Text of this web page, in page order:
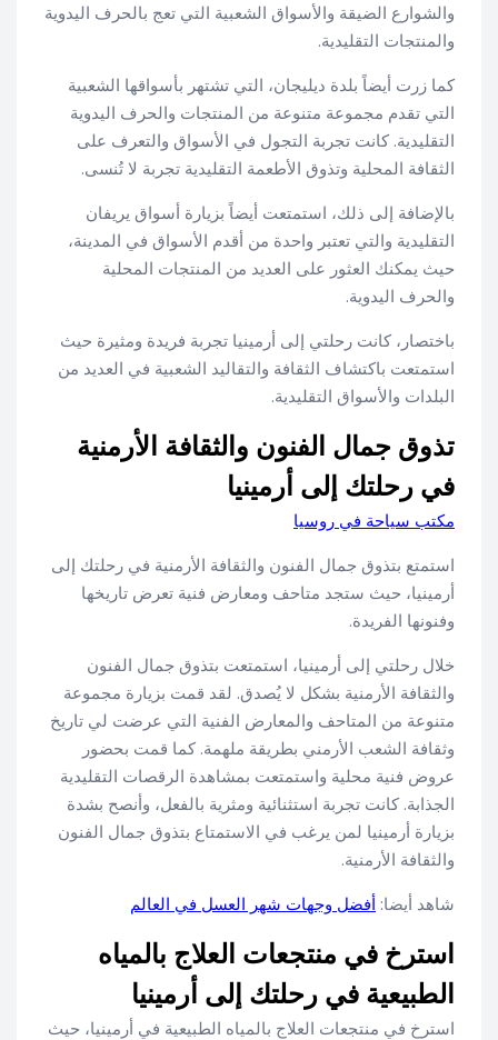
والشوارع الضيقة والأسواق الشعبية التي تعج بالحرف اليدوية
والمنتجات التقليدية.
كما زرت أيضاً بلدة ديليجان، التي تشتهر بأسواقها الشعبية
التي تقدم مجموعة متنوعة من المنتجات والحرف اليدوية
التقليدية. كانت تجربة التجول في الأسواق والتعرف على
الثقافة المحلية وتذوق الأطعمة التقليدية تجربة لا تُنسى.
بالإضافة إلى ذلك، استمتعت أيضاً بزيارة أسواق يريفان
التقليدية والتي تعتبر واحدة من أقدم الأسواق في المدينة،
حيث يمكنك العثور على العديد من المنتجات المحلية
والحرف اليدوية.
باختصار، كانت رحلتي إلى أرمينيا تجربة فريدة ومثيرة حيث
استمتعت باكتشاف الثقافة والتقاليد الشعبية في العديد من
البلدات والأسواق التقليدية.
تذوق جمال الفنون والثقافة الأرمنية
في رحلتك إلى أرمينيا
مكتب سياحة في روسيا
استمتع بتذوق جمال الفنون والثقافة الأرمنية في رحلتك إلى
أرمينيا، حيث ستجد متاحف ومعارض فنية تعرض تاريخها
وفنونها الفريدة.
خلال رحلتي إلى أرمينيا، استمتعت بتذوق جمال الفنون
والثقافة الأرمنية بشكل لا يُصدق. لقد قمت بزيارة مجموعة
متنوعة من المتاحف والمعارض الفنية التي عرضت لي تاريخ
وثقافة الشعب الأرمني بطريقة ملهمة. كما قمت بحضور
عروض فنية محلية واستمتعت بمشاهدة الرقصات التقليدية
الجذابة. كانت تجربة استثنائية ومثرية بالفعل، وأنصح بشدة
بزيارة أرمينيا لمن يرغب في الاستمتاع بتذوق جمال الفنون
والثقافة الأرمنية.
شاهد أيضا: أفضل وجهات شهر العسل في العالم
استرخ في منتجعات العلاج بالمياه
الطبيعية في رحلتك إلى أرمينيا
استرخ في منتجعات العلاج بالمياه الطبيعية في أرمينيا، حيث